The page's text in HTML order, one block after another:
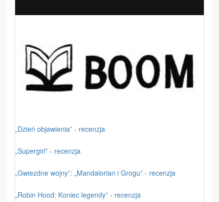
„Dzień objawienia” - recenzja
„Supergirl” - recenzja
„Gwiezdne wojny”: „Mandalorian i Grogu” - recenzja
„Robin Hood: Koniec legendy” - recenzja